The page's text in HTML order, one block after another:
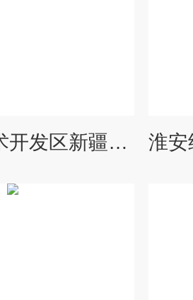
淮安经济技术开发区新疆聚酯级乙二醇